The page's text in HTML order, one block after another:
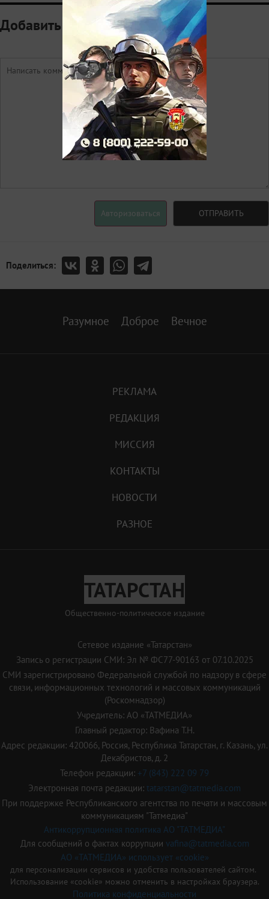
Добавить комментарий
Авторизоваться ОТПРАВИТЬ
Поделиться:
Разумное Доброе Вечное
РЕКЛАМА
РЕДАКЦИЯ
МИССИЯ
КОНТАКТЫ
НОВОСТИ
РАЗНОЕ
ТАТАРСТАН
Общественно-политическое издание
Сетевое издание «Татарстан»
Запись о регистрации СМИ: Эл № ФС77-90163 от 07.10.2025
СМИ зарегистрировано Федеральной службой по надзору в сфере
связи, информационных технологий и массовых коммуникаций
(Роскомнадзор)
Учредитель: АО «ТАТМЕДИА»
Главный редактор: Вафина Т.Н.
Адрес редакции: 420066, Россия, Республика Татарстан, г. Казань, ул.
Декабристов, д. 2
Телефон редакции: +7 (843) 222 09 79
Электронная почта редакции: tatarstan@tatmedia.com
При поддержке Республиканского агентства по печати и массовым
коммуникациям "Татмедиа"
Антикоррупционная политика АО "ТАТМЕДИА"
Для сообщений о фактах коррупции vafina@tatmedia.com
АО «ТАТМЕДИА» использует «cookie»
для персонализации сервисов и удобства пользователей сайтом.
Использование «cookie» можно отменить в настройках браузера.
Политика конфиденциальности